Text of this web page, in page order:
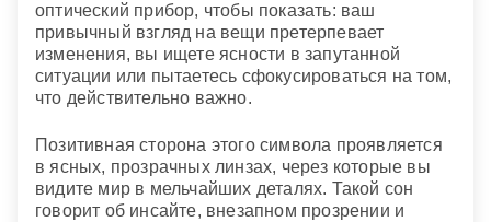
оптический прибор, чтобы показать: ваш
привычный взгляд на вещи претерпевает
изменения, вы ищете ясности в запутанной
ситуации или пытаетесь сфокусироваться на том,
что действительно важно.
Позитивная сторона этого символа проявляется
в ясных, прозрачных линзах, через которые вы
видите мир в мельчайших деталях. Такой сон
говорит об инсайте, внезапном прозрении и